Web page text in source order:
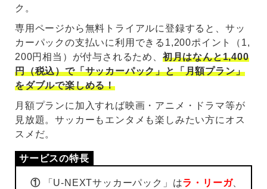
ク。
専用ページから無料トライアルに登録すると、サッ
カーパックの支払いに利用できる1,200ポイント（1,
200円相当）が付与されるため、 初月はなんと1,400
円（税込）で「サッカーパック」と「月額プラン」
をダブルで楽しめる！
月額プランに加入すれば映画・アニメ・ドラマ等が
見放題。サッカーもエンタメも楽しみたい方にオス
スメだ。
①「U-NEXTサッカーパック」はラ・リーガ、